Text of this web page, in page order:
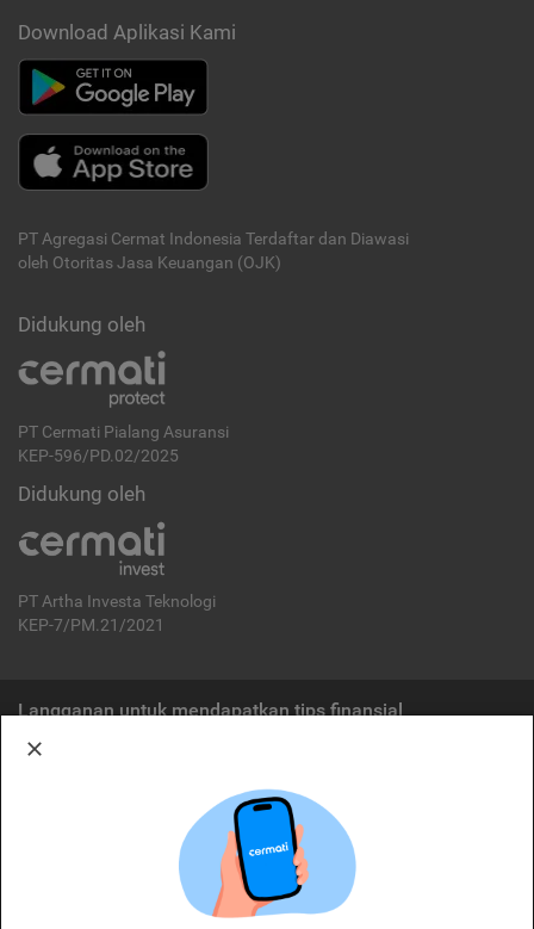
Download Aplikasi Kami
PT Agregasi Cermat Indonesia Terdaftar dan Diawasi
oleh Otoritas Jasa Keuangan (OJK)
Didukung oleh
PT Cermati Pialang Asuransi
KEP-596/PD.02/2025
Didukung oleh
PT Artha Investa Teknologi
KEP-7/PM.21/2021
Langganan untuk mendapatkan tips finansial
Cermati merupakan penyelenggara agregasi jasa keuangan yang terdaftar di
OJK. Oleh karena itu, produk dan/atau layanan jasa keuangan yang
ditawarkan bukan merupakan produk dan/atau layanan jasa keuangan yang
diterbitkan oleh Cermati dan Cermati tidak bertanggung jawab atas tuntutan